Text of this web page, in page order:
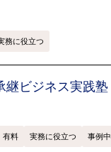
務に役立つ
継ビジネス実践
有料 実務に役立つ 事例